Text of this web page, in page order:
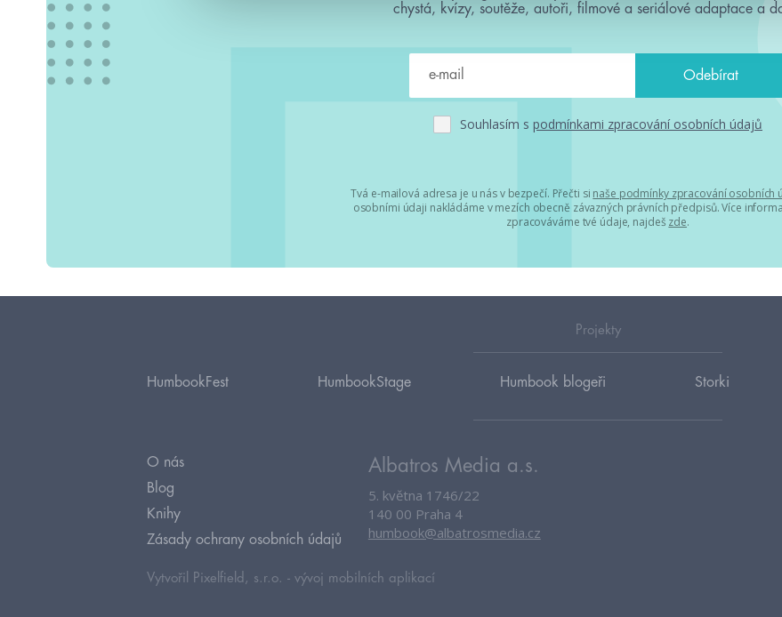
chystá, kvízy, soutěže, autoři, filmové a seriálové adaptace a
Souhlasím s podmínkami zpracování osobních údajů
Tvá e-mailová adresa je u nás v bezpečí. Přečti si naše podmínky zpracování osobních
osobními údaji nakládáme v mezích obecně závazných právních předpisů. Více
zpracováváme tvé údaje, najdeš zde.
Projekty
HumbookFest HumbookStage Humbook blogeři Storki
O nás
Blog
Knihy
Zásady ochrany osobních údajů
Albatros Media a.s.
5. května 1746/22
140 00 Praha 4
humbook@albatrosmedia.cz
Vytvořil Pixelfield, s.r.o. - vývoj mobilních aplikací